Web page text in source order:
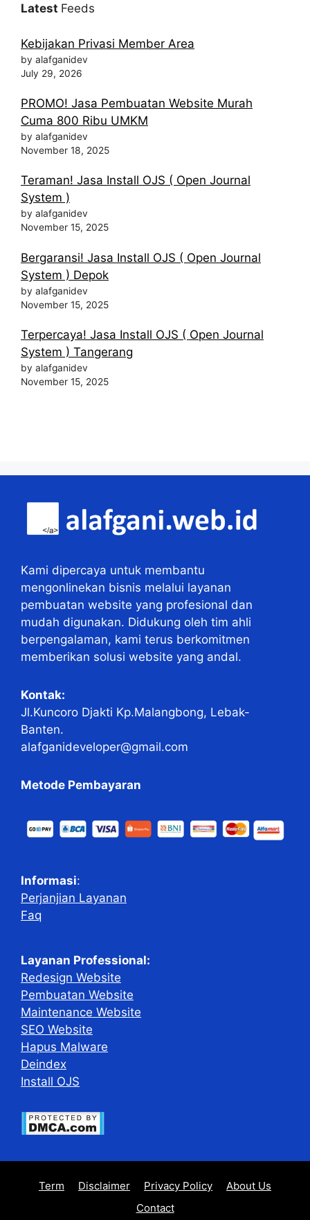
Latest Feeds
Kebijakan Privasi Member Area
by alafganidev
July 29, 2026
PROMO! Jasa Pembuatan Website Murah
Cuma 800 Ribu UMKM
by alafganidev
November 18, 2025
Teraman! Jasa Install OJS ( Open Journal
System )
by alafganidev
November 15, 2025
Bergaransi! Jasa Install OJS ( Open Journal
System ) Depok
by alafganidev
November 15, 2025
Terpercaya! Jasa Install OJS ( Open Journal
System ) Tangerang
by alafganidev
November 15, 2025
Kami dipercaya untuk membantu
mengonlinekan bisnis melalui layanan
pembuatan website yang profesional dan
mudah digunakan. Didukung oleh tim ahli
berpengalaman, kami terus berkomitmen
memberikan solusi website yang andal.
Kontak:
Jl.Kuncoro Djakti Kp.Malangbong, Lebak-
Banten.
alafganideveloper@gmail.com
Metode Pembayaran
Informasi:
Perjanjian Layanan
Faq
Layanan Professional:
Redesign Website
Pembuatan Website
Maintenance Website
SEO Website
Hapus Malware
Deindex
Install OJS
Term Disclaimer Privacy Policy
About Us
Contact